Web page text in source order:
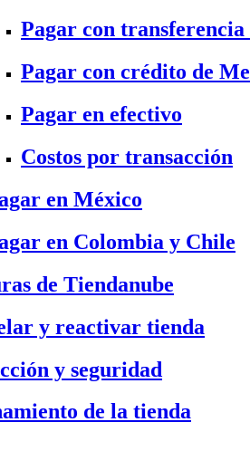
Pagar con
Pagar con crédito de
Pagar en efectivo
Costos por transacción
en México
en Colombia y Chile
de Tiendanube
y reactivar tienda
y seguridad
de la tienda